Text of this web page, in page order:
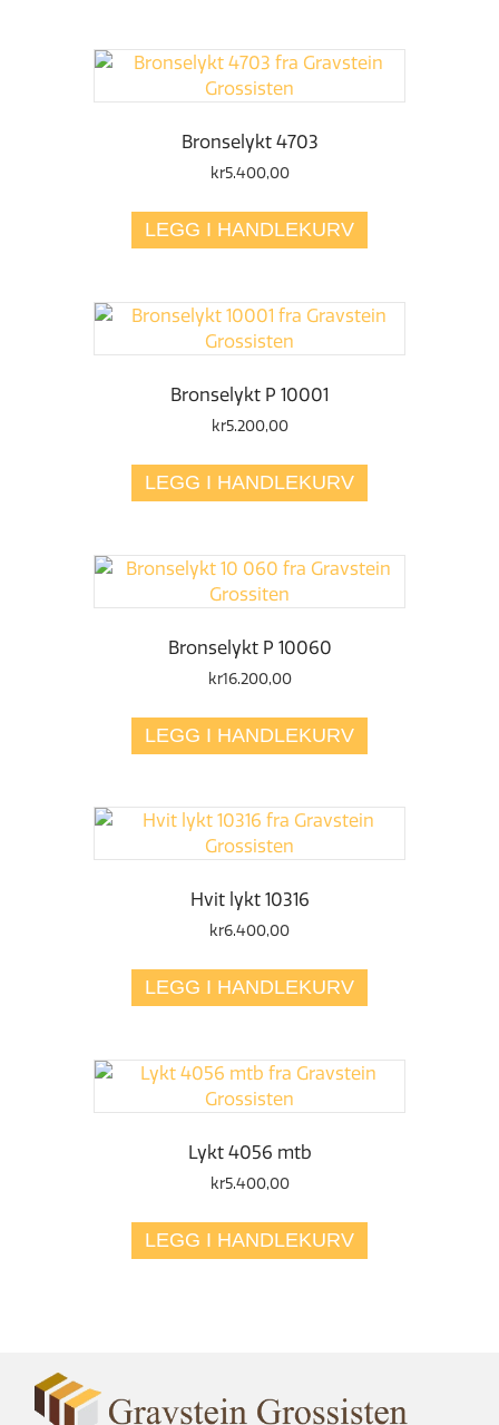
Bronselykt 4703
kr5.400,00
LEGG I HANDLEKURV
Bronselykt P 10001
kr5.200,00
LEGG I HANDLEKURV
Bronselykt P 10060
kr16.200,00
LEGG I HANDLEKURV
Hvit lykt 10316
kr6.400,00
LEGG I HANDLEKURV
Lykt 4056 mtb
kr5.400,00
LEGG I HANDLEKURV